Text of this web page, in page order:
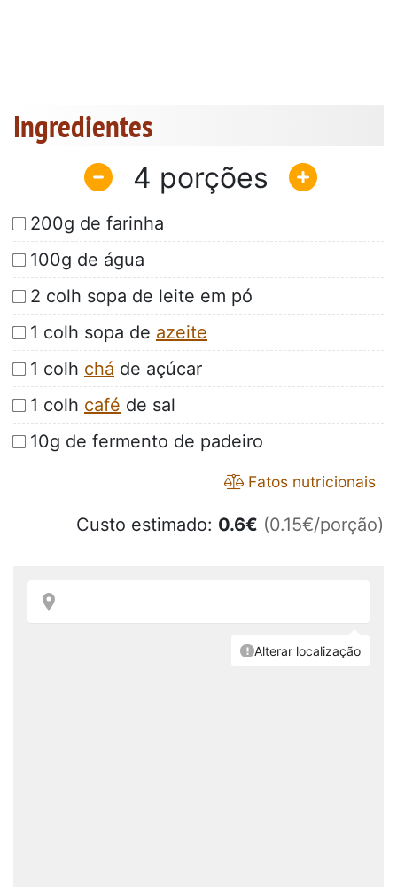
Ingredientes
4
200g de farinha
100g de água
2 colh sopa de leite em pó
1 colh sopa de azeite
1 colh chá de açúcar
1 colh café de sal
10g de fermento de padeiro
Fatos nutricionais
Custo estimado: 0.6€ (0.15€/porção)